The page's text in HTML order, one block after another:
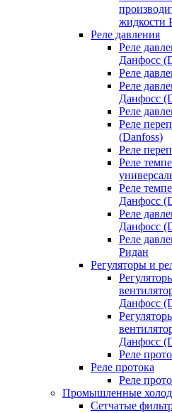
жидкости
Реле давления
Реле
Данфосс
Реле
Реле
Данфосс
Реле
Реле
(Danfoss)
Реле
Реле
Реле
Данфосс
Реле
Данфосс
Реле
Ридан
Регуляторы и
Данфосс
Данфосс
Реле
Реле протока
Реле
Промышленные
Сетчатые